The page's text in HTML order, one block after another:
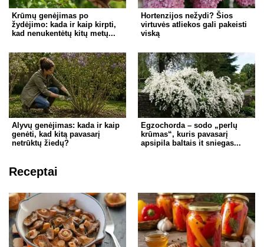
Krūmų genėjimas po
žydėjimo: kada ir kaip kirpti,
kad nenukentėtų kitų metų...
Hortenzijos nežydi? Šios
virtuvės atliekos gali pakeisti
viską
Alyvų genėjimas: kada ir kaip
genėti, kad kitą pavasarį
netrūktų žiedų?
Egzochorda – sodo „perlų
krūmas“, kuris pavasarį
apsipila baltais it sniegas...
Receptai